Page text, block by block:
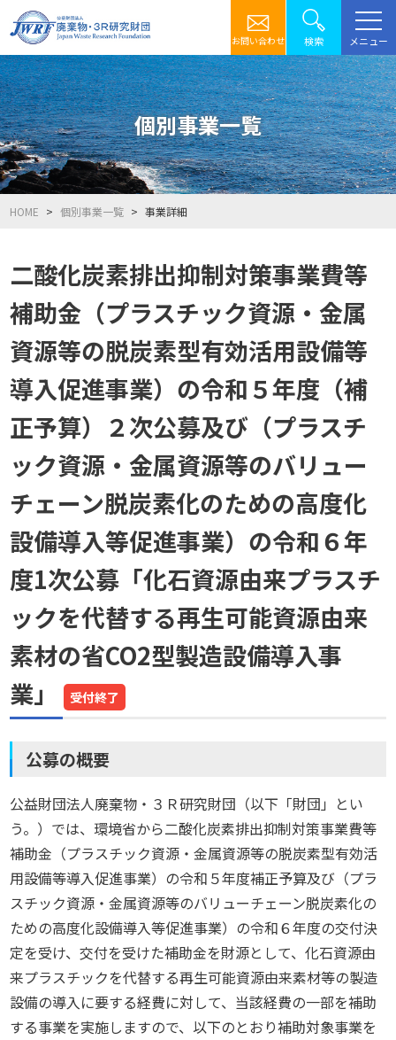
お問い合わせ 検索 メニュー
個別事業一覧
HOME 個別事業一覧 事業詳細
二酸化炭素排出抑制対策事業費等
補助金（プラスチック資源・金属
資源等の脱炭素型有効活用設備等
導入促進事業）の令和５年度（補
正予算）２次公募及び（プラスチ
ック資源・金属資源等のバリュー
チェーン脱炭素化のための高度化
設備導入等促進事業）の令和６年
度1次公募「化石資源由来プラスチ
ックを代替する再生可能資源由来
素材の省CO2型製造設備導入事
業」
受付終了
公募の概要
公益財団法人廃棄物・３Ｒ研究財団（以下「財団」とい
う。）では、環境省から二酸化炭素排出抑制対策事業費等
補助金（プラスチック資源・金属資源等の脱炭素型有効活
用設備等導入促進事業）の令和５年度補正予算及び（プラ
スチック資源・金属資源等のバリューチェーン脱炭素化の
ための高度化設備導入等促進事業）の令和６年度の交付決
定を受け、交付を受けた補助金を財源として、化石資源由
来プラスチックを代替する再生可能資源由来素材等の製造
設備の導入に要する経費に対して、当該経費の一部を補助
する事業を実施しますので、以下のとおり補助対象事業を